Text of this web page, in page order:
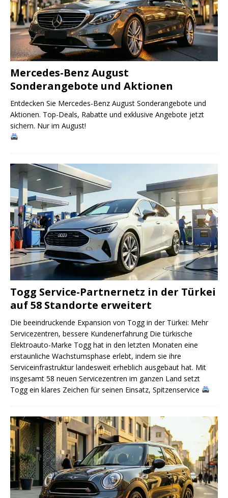
Mercedes-Benz August
Sonderangebote und Aktionen
Entdecken Sie Mercedes-Benz August Sonderangebote und
Aktionen. Top-Deals, Rabatte und exklusive Angebote jetzt
sichern. Nur im August!
Togg Service-Partnernetz in der Türkei
auf 58 Standorte erweitert
Die beeindruckende Expansion von Togg in der Türkei: Mehr
Servicezentren, bessere Kundenerfahrung Die türkische
Elektroauto-Marke Togg hat in den letzten Monaten eine
erstaunliche Wachstumsphase erlebt, indem sie ihre
Serviceinfrastruktur landesweit erheblich ausgebaut hat. Mit
insgesamt 58 neuen Servicezentren im ganzen Land setzt
Togg ein klares Zeichen für seinen Einsatz, Spitzenservice